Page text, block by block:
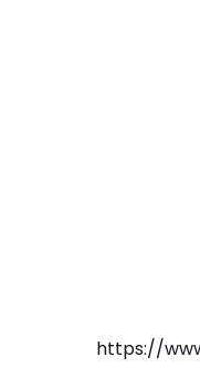
https://